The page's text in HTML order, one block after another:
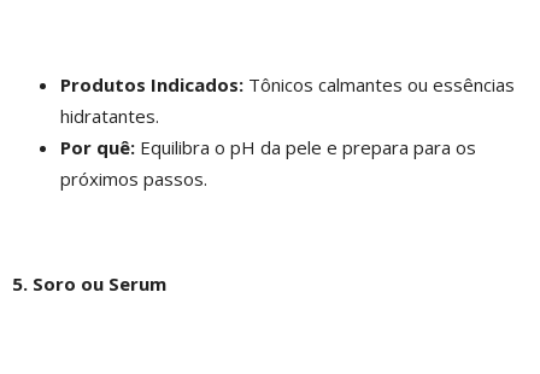
Produtos Indicados: Tônicos calmantes ou essências
hidratantes.
Por quê: Equilibra o pH da pele e prepara para os
próximos passos.
5. Soro ou Serum